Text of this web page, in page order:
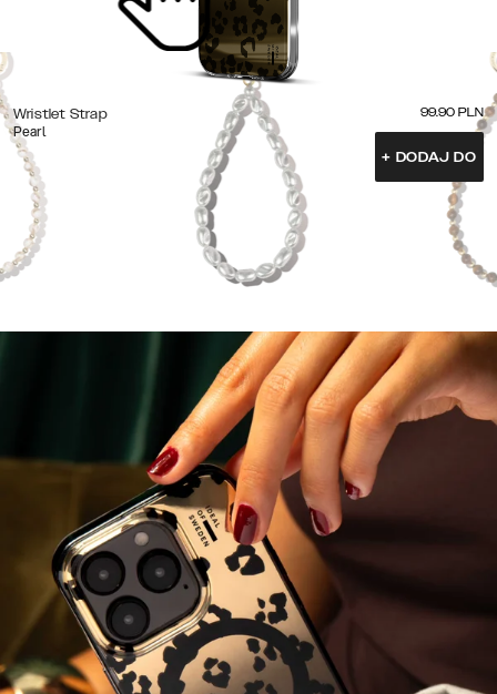
Wristlet Strap
Pearl
99.90 PLN
+ DODAJ DO